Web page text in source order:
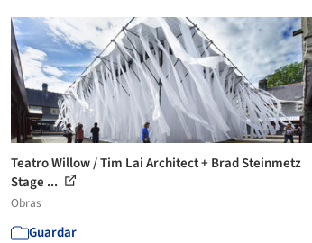
Teatro Willow / Tim Lai Architect + Brad Steinmetz
Stage ...
Obras
Guardar